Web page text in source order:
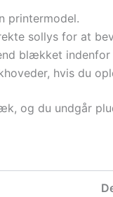
printermodel.
sollys for at
blækket indenfor
hvis du
og du undgår